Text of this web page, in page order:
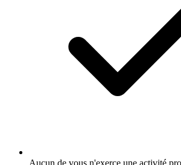
Aucun de vous n'exerce une activité